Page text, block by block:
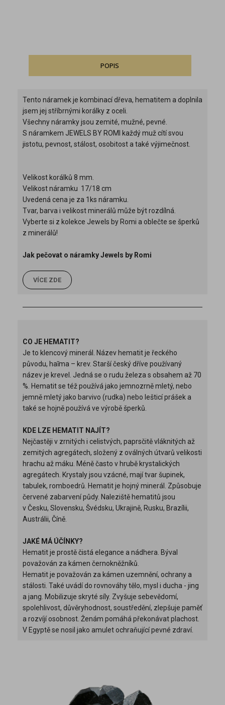
POPIS
Tento náramek je kombinací dřeva, hematitem a doplnila
jsem jej stříbrnými korálky z oceli.
Všechny náramky jsou zemité, mužné, pevné.
S náramkem JEWELS BY ROMI každý muž cítí svou
jistotu, pevnost, stálost, osobitost a také výjimečnost.
Velikost korálků 8 mm.
Velikost náramku 17/18 cm
Uvedená cena je za 1ks náramku.
Tvar, barva i velikost minerálů může být rozdílná.
Vyberte si z kolekce Jewels by Romi a oblečte se šperků
z minerálů!
Jak pečovat o náramky Jewels by Romi
VÍCE ZDE
CO JE HEMATIT?
Je to klencový minerál. Název hematit je řeckého
původu, haĩma – krev. Starší český dříve používaný
název je krevel. Jedná se o rudu železa s obsahem až 70
%. Hematit se též používá jako jemnozrně mletý, nebo
jemně mletý jako barvivo (rudka) nebo lešticí prášek a
také se hojně používá ve výrobě šperků.
KDE LZE HEMATIT NAJÍT?
Nejčastěji v zrnitých i celistvých, paprsčitě vláknitých až
zemitých agregátech, složený z oválných útvarů velikosti
hrachu až máku. Méně často v hrubě krystalických
agregátech. Krystaly jsou vzácné, mají tvar šupinek,
tabulek, romboedrů. Hematit je hojný minerál. Způsobuje
červené zabarvení půdy. Naleziště hematitů jsou
v Česku, Slovensku, Švédsku, Ukrajině, Rusku, Brazílii,
Austrálii, Číně.
JAKÉ MÁ ÚČÍNKY?
Hematit je prostě čistá elegance a nádhera. Býval
považován za kámen černokněžníků.
Hematit je považován za kámen uzemnění, ochrany a
stálosti. Také uvádí do rovnováhy tělo, mysl i ducha - jing
a jang. Mobilizuje skryté síly. Zvyšuje sebevědomí,
spolehlivost, důvěryhodnost, soustředění, zlepšuje paměť
a rozvíjí osobnost. Ženám pomáhá překonávat plachost.
V Egyptě se nosil jako amulet ochraňující pevné zdraví.